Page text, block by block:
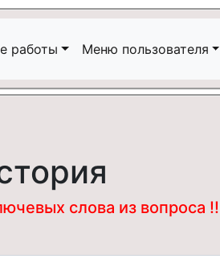
работы Меню пользователя
слова из вопроса